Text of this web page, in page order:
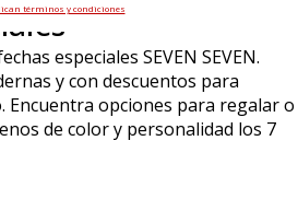
términos y condiciones
especiales SEVEN SEVEN.
y con descuentos para
Encuentra opciones para regalar o
de color y personalidad los 7